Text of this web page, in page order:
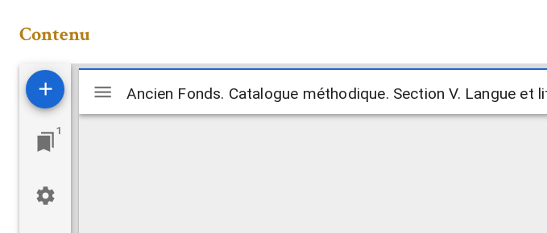
Contenu
1
Visualiseur
Mirador
Ancien Fonds. Catalogue méthodique. Section V. Langue et
Ancien Fonds. Catalogue méthodique. Section V. Langue